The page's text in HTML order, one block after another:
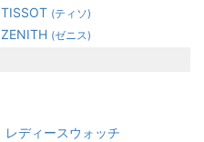
TISSOT (ティソ)
ZENITH (ゼニス)
レディースウォッチ